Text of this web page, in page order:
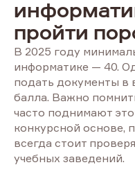
пройти
В 2025 году
информатике — 40.
подать документы в
балла. Важно
часто поднимают
конкурсной основе,
всегда стоит
учебных заведений.